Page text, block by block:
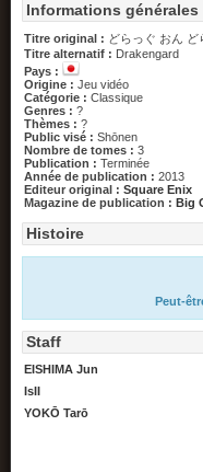
Informations générales
Titre original : どらっぐ おん
Titre alternatif : Drakengard
Pays :
Origine : Jeu vidéo
Catégorie : Classique
Genres : ?
Thèmes : ?
Public visé : Shōnen
Nombre de tomes : 3
Publication : Terminée
Année de publication : 2013
Editeur original : Square Enix
Magazine de publication : Big
Histoire
Peut-
Staff
EISHIMA Jun
IsII
YOKŌ Tarō